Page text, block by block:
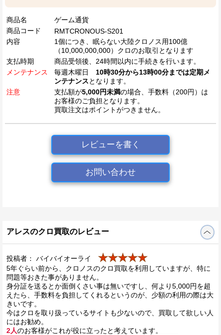
商品名
ゲーム通貨
商品コード
RMTCRONOUS-S201
内容
1個につき、眠らない大陸クロノス用100億
（10,000,000,000）クロのお取引となります
支払時期
商品受領後、24時間以内に手続きを行います。
メンテナンス
毎週木曜日 10時30分から13時00分までは定期メ
ンテナンスとなります。
注意
支払額が5,000円未満の場合、手数料（200円）は
お客様のご負担となります。
買取注文はポイントがつきません。
レビューを書く
お問い合わせ
アレスのクロ買取のレビュー
投稿者： バイバイオーライ ★★★★★
5年ぐらい前から、クロノスのクロ買取を利用していますが、特に
問題等おきた事がありません。
身分証を送るとか面倒くさい事は無いですし、何より5,000円を超
えたら、手数料を負担してくれるというのが、少額の利用の際は大
きいです。
今はクロを取り扱っているサイトも少ないので、買取して欲しい人
にはお勧め。
2人のお客様がこれが役に立ったと考えています。